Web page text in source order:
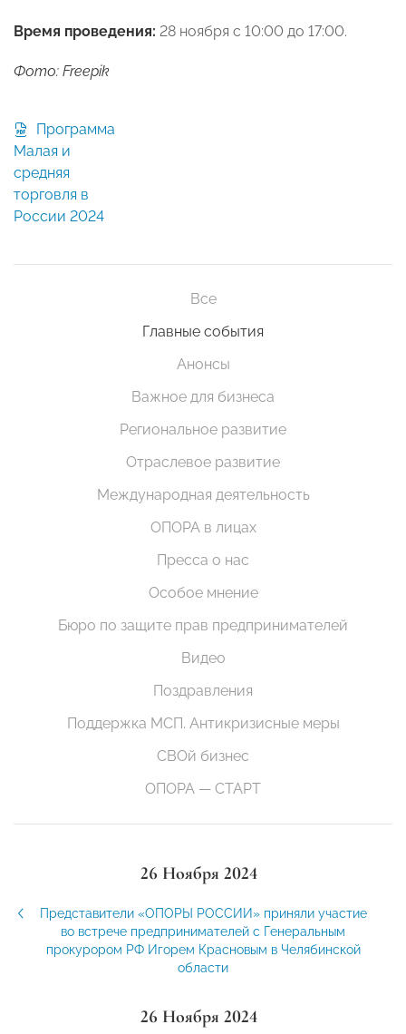
Время проведения: 28 ноября с 10:00 до 17:00.
Фото: Freepik
Малая и
средняя
торговля в
России 2024
Все
Главные события
Анонсы
Важное для бизнеса
Региональное развитие
Отраслевое развитие
Международная деятельность
ОПОРА в лицах
Пресса о нас
Особое мнение
Бюро по защите прав предпринимателей
Видео
Поздравления
Поддержка МСП. Антикризисные меры
СВОй бизнес
ОПОРА — СТАРТ
26 Ноября 2024
Представители «ОПОРЫ РОССИИ» приняли участие
во встрече предпринимателей с Генеральным
прокурором РФ Игорем Красновым в Челябинской
области
26 Ноября 2024